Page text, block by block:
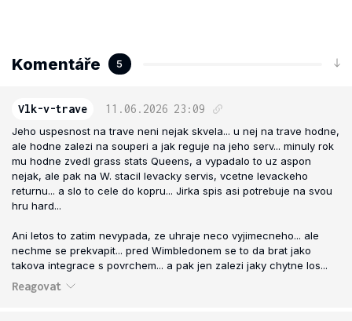
Komentáře 5
Vlk-v-trave 11.06.2026 23:09
Jeho uspesnost na trave neni nejak skvela... u nej na trave hodne,
ale hodne zalezi na souperi a jak reguje na jeho serv... minuly rok
mu hodne zvedl grass stats Queens, a vypadalo to uz aspon
nejak, ale pak na W. stacil levacky servis, vcetne levackeho
returnu... a slo to cele do kopru... Jirka spis asi potrebuje na svou
hru hard...
Ani letos to zatim nevypada, ze uhraje neco vyjimecneho... ale
nechme se prekvapit... pred Wimbledonem se to da brat jako
takova integrace s povrchem... a pak jen zalezi jaky chytne los...
Reagovat